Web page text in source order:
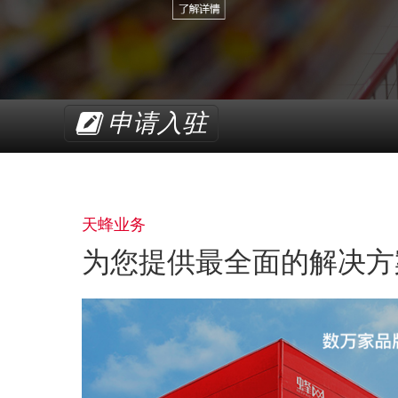
申请入驻
天蜂业务
为您提供最全面的解决